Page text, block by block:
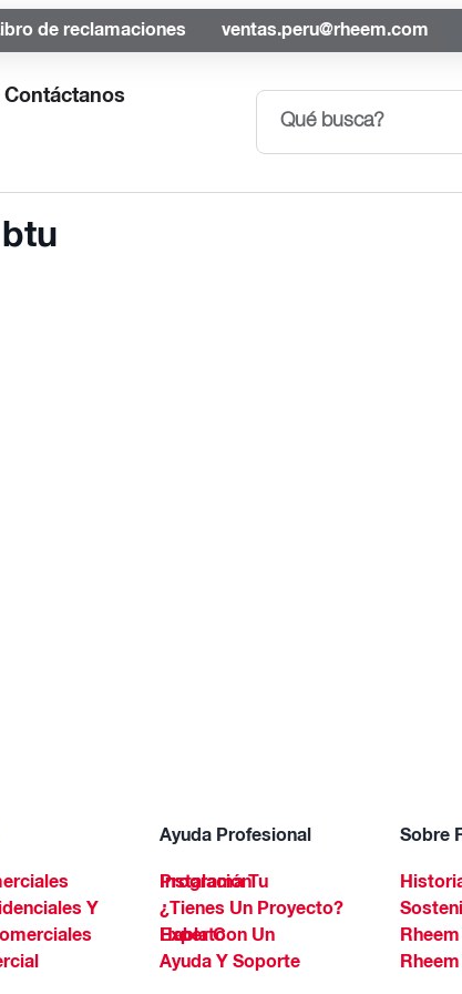
de reclamaciones ventas.peru@rheem.com
Contáctanos
Ayuda Profesional
Programa Tu Instalación
¿Tienes Un Proyecto?
Habla Con Un Experto
Ayuda Y Soporte
Sobre